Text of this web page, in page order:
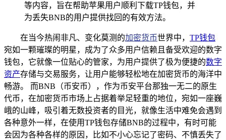
等内容，旨在帮助苹果用户顺利下载TP钱包，并
为丢失BNB的用户提供找回的有效方法。
在当今热闹非凡、变化莫测的加密货币世界中， TP钱包
宛如一颗璀璨的明星，成为了众多用户信赖且备受欢迎的数字
钱包，它就像一位贴心的管家，为用户提供了极为便捷的数字
资产存储与交易服务，让用户能够轻松地在加密货币的海洋中
畅游。 而BNB（币安币），作为币安平台那独一无二的原生
代币，在加密货币市场上占据着举足轻重的地位，宛如一座巍
峨的山峰，吸引着无数投资者的目光，就像生活中难免会遇到
各种意外一样，在使用TP钱包存储BNB的过程中，有时可能
会因为各种各样的原因，比如不小心忘记了密码、不慎丢失了